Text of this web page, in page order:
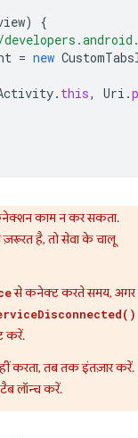
)
{
= new
. this, Uri .
काम न कर सकता.
है, तो सेवा के चालू
से कनेक्ट करते समय, अगर
करें.
करता, तब तक इंतज़ार करें.
लॉन्च करें.